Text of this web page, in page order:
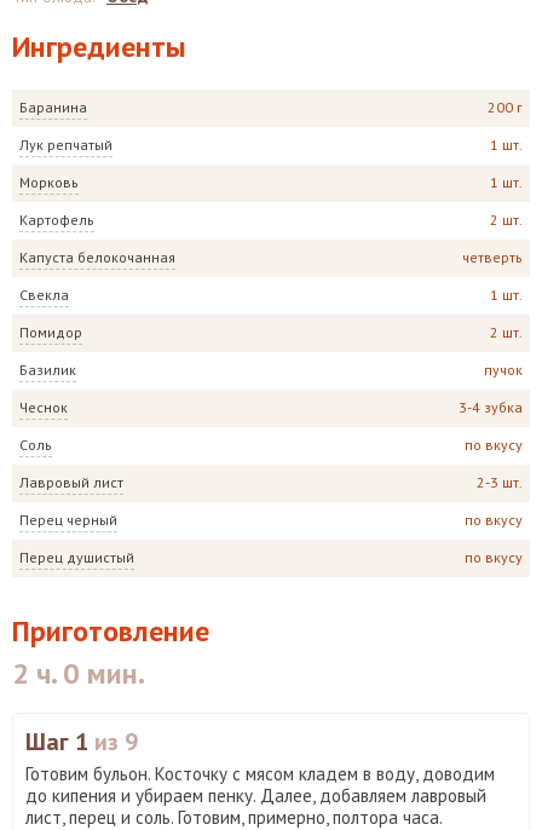
Ингредиенты
Баранина 200 г
Лук репчатый 1 шт.
Морковь 1 шт.
Картофель 2 шт.
Капуста белокочанная четверть
Свекла 1 шт.
Помидор 2 шт.
Базилик пучок
Чеснок 3-4 зубка
Соль по вкусу
Лавровый лист 2-3 шт.
Перец черный по вкусу
Перец душистый по вкусу
Приготовление
2 ч. 0 мин.
Шаг 1 из 9
Готовим бульон. Косточку с мясом кладем в воду, доводим
до кипения и убираем пенку. Далее, добавляем лавровый
лист, перец и соль. Готовим, примерно, полтора часа.